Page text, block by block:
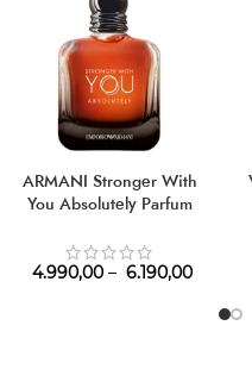
ARMANI Stronger With
You Absolutely Parfum
4.990,00 – 6.190,00